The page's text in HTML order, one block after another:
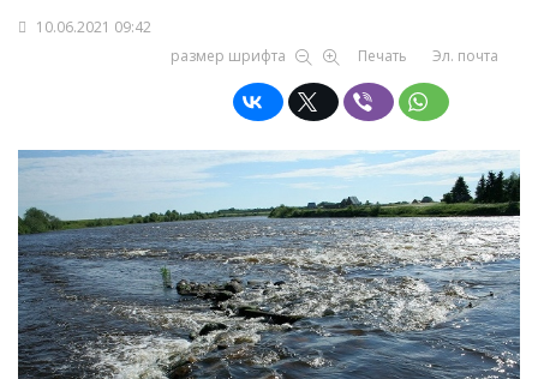
10.06.2021 09:42
размер шрифта
Печать Эл. почта